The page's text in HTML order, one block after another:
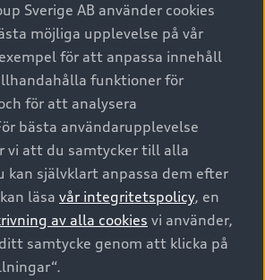
lager
- så gott som nya
online
för din Audi
livsstilsartiklar
serviceverkstad
All Rights Reserved.
Juridiskt Audi AG
Giveaway
Sverige AB använder cookies
möjliga upplevelse på vår
för att anpassa innehåll
funktioner för
för att analysera
bästa användarupplevelse
vi att du samtycker till alla
kan självklart anpassa dem efter
läsa vår integritetspolicy, en
av alla cookies vi använder,
samtycke genom att klicka på